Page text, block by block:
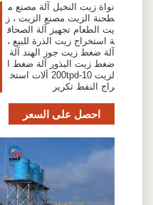
نواة زيت النخيل آلة مصنع م
طحنة الزيت مصنع الزيت ، ز
يت الطعام تجهيز آلة الصحاف
ة استخراج زيت الذرة للبيع ،
آلة ضغط زيت جوز الهند آلة
ضغط زيت البذور آلة ضغط ا
لزيت 10-200tpd آلات استخ
راج النفط تكرير
احصل على السعر